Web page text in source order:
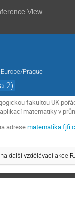
View
Europe/Prague
2)
fakultou UK
matematiky v
adrese
další vzdělávací akce